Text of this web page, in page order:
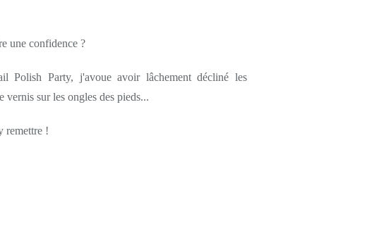
une confidence ?
Polish Party, j'avoue avoir lâchement décliné les
vernis sur les ongles des pieds...
remettre !